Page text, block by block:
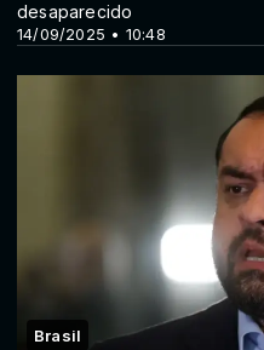
14/09/2025 • 10:48
desaparecido
Brasil